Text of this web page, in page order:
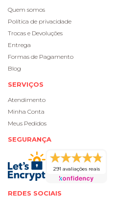
Quem somos
Política de privacidade
Trocas e Devoluções
Entrega
Formas de Pagamento
Blog
SERVIÇOS
Atendimento
Minha Conta
Meus Pedidos
SEGURANÇA
291 avaliações reais
REDES SOCIAIS